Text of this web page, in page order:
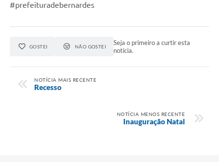
#prefeituradebernardes
GOSTEI NÃO GOSTEI
Seja o primeiro a curtir esta
notícia.
NOTÍCIA MAIS RECENTE
Recesso
NOTÍCIA MENOS RECENTE
Inauguração Natal